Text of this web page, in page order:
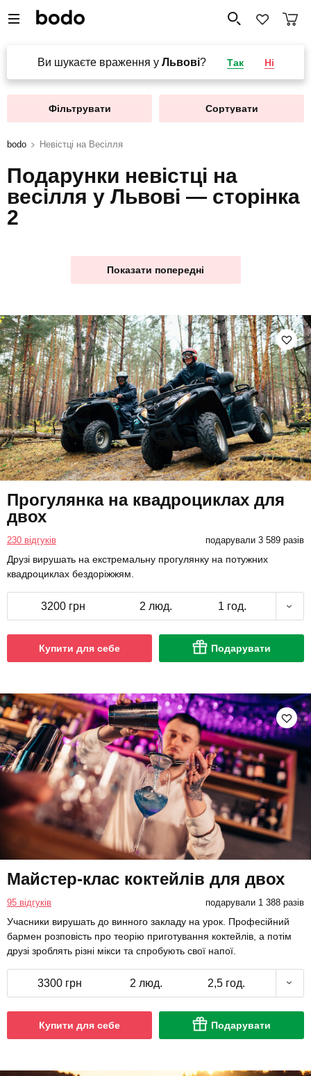
Ви шукаєте враження у Львові? Так Ні
Фільтрувати Сортувати
bodo Невістці на Весілля
Подарунки невістці на
весілля у Львові — сторінка
2
Показати попередні
Прогулянка на квадроциклах для
двох
230 відгуків подарували 3 589 разів
Друзі вирушать на екстремальну прогулянку на потужних
квадроциклах бездоріжжям.
3200 грн 2 люд. 1 год.
Купити для себе Подарувати
Майстер-клас коктейлів для двох
95 відгуків подарували 1 388 разів
Учасники вирушать до винного закладу на урок. Професійний
бармен розповість про теорію приготування коктейлів, а потім
друзі зроблять різні мікси та спробують свої напої.
3300 грн 2 люд. 2,5 год.
Купити для себе Подарувати